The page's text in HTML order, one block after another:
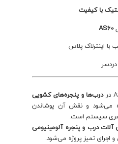
با کیفیت
AS60
اینترلاک پلاس
درب‌ها و پنجره‌های کشویی
می‌شود و نقش آن پوشاندن
سیستم است.
آلات درب و پنجره آلومینیومی
اجرای تمیز پروژه می‌شود.